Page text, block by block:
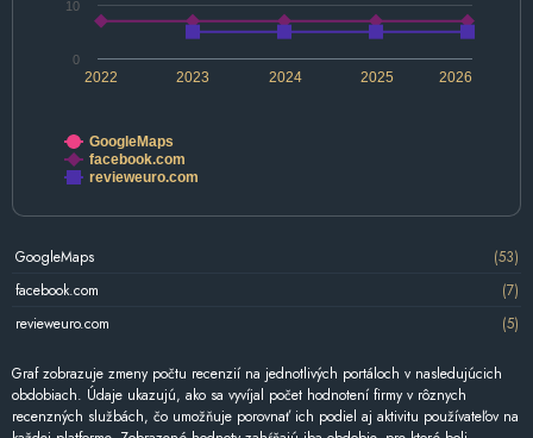
2022 2024 2026
2023 2025
0
10
GoogleMaps
facebook.com
revieweuro.com
GoogleMaps
(53)
facebook.com
(7)
revieweuro.com
(5)
Graf zobrazuje zmeny počtu recenzií na jednotlivých portáloch v nasledujúcich
obdobiach. Údaje ukazujú, ako sa vyvíjal počet hodnotení firmy v rôznych
recenzných službách, čo umožňuje porovnať ich podiel aj aktivitu používateľov na